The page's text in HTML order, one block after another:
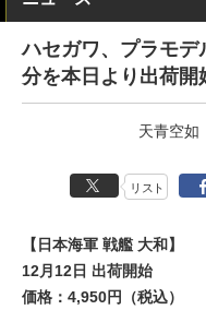
ハセガワ、プラモデ
分を本日より出荷開
天青空如
リスト
【日本海軍 戦艦 大和】
12月12日 出荷開始
価格：4,950円（税込）